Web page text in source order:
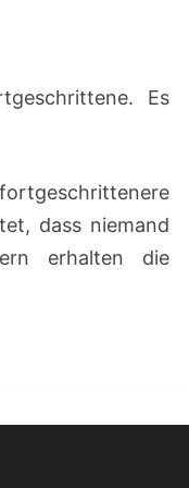
Es
dass niemand
erhalten die